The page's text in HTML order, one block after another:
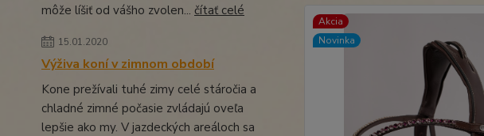
môže líšiť od vášho zvolen... čítať celé
15.01.2020
Výživa koní v zimnom období
Kone prežívali tuhé zimy celé stáročia a
chladné zimné počasie zvládajú oveľa
lepšie ako my. V jazdeckých areáloch sa
Akcia
Novinka